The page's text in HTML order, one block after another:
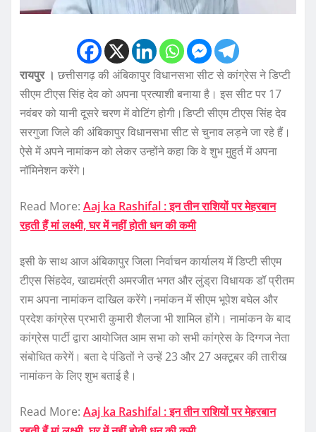
रायपुर । छत्तीसगढ़ की अंबिकापुर विधानसभा सीट से कांग्रेस ने डिप्टी
सीएम टीएस सिंह देव को अपना प्रत्याशी बनाया है। इस सीट पर 17
नवंबर को यानी दूसरे चरण में वोटिंग होगी।डिप्टी सीएम टीएस सिंह देव
सरगुजा जिले की अंबिकापुर विधानसभा सीट से चुनाव लड़ने जा रहे हैं।
ऐसे में अपने नामांकन को लेकर उन्होंने कहा कि वे शुभ मुहुर्त में अपना
नॉमिनेशन करेंगे।
Read More: Aaj ka Rashifal : इन तीन राशियों पर मेहरबान
रहती हैं मां लक्ष्मी, घर में नहीं होती धन की कमी
इसी के साथ आज अंबिकापुर जिला निर्वाचन कार्यालय में डिप्टी सीएम
टीएस सिंहदेव, खाद्यमंत्री अमरजीत भगत और लुंड्रा विधायक डॉ प्रीतम
राम अपना नामांकन दाखिल करेंगे।नमांकन में सीएम भूपेश बघेल और
प्रदेश कांग्रेस प्रभारी कुमारी शैलजा भी शामिल होंगे। नामांकन के बाद
कांग्रेस पार्टी द्वारा आयोजित आम सभा को सभी कांग्रेस के दिग्गज नेता
संबोधित करेगें। बता दे पंडितों ने उन्हें 23 और 27 अक्टूबर की तारीख
नामांकन के लिए शुभ बताई है।
Read More: Aaj ka Rashifal : इन तीन राशियों पर मेहरबान